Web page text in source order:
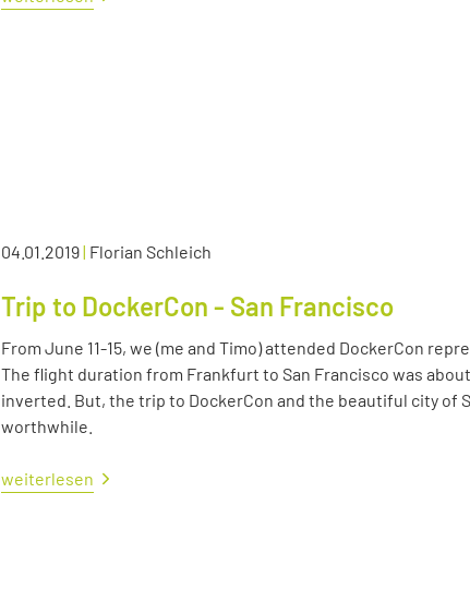
04.01.2019| Florian Schleich
Trip to DockerCon - San Francisco
From June 11-15, we (me and Timo) attended DockerCon
The flight duration from Frankfurt to San Francisco was
inverted. But, the trip to DockerCon and the beautiful city of
worthwhile.
weiterlesen